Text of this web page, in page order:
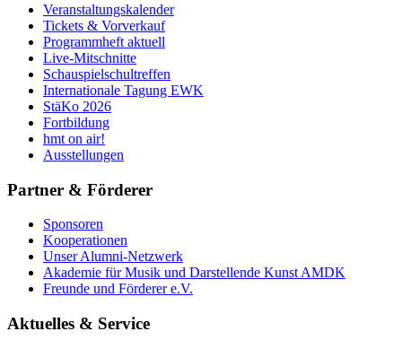
Veranstaltungskalender
Tickets & Vorverkauf
Programmheft aktuell
Live-Mitschnitte
Schauspielschultreffen
Internationale Tagung EWK
StäKo 2026
Fortbildung
hmt on air!
Ausstellungen
Partner & Förderer
Sponsoren
Kooperationen
Unser Alumni-Netzwerk
Akademie für Musik und Darstellende Kunst AMDK
Freunde und Förderer e.V.
Aktuelles & Service